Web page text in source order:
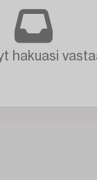
hakuasi